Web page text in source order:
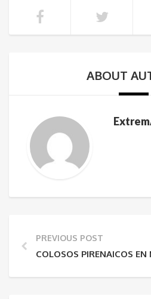
ABOUT
PREVIOUS POST
COLOSOS PIRENAICOS